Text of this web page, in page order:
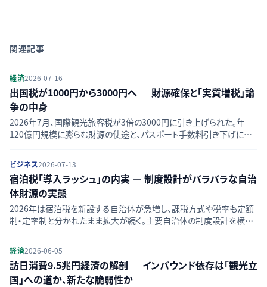
関連記事
経済2026-07-16
出国税が1000円から3000円へ — 財源確保と「実質増税」論
争の中身
2026年7月、国際観光旅客税が3倍の3000円に引き上げられた。年
120億円規模に膨らむ財源の使途と、パスポート手数料引き下げによ
ビジネス2026-07-13
宿泊税「導入ラッシュ」の内実 — 制度設計がバラバラな自治
体財源の実態
2026年は宿泊税を新設する自治体が急増し、課税方式や税率も定額
制・定率制と分かれたまま拡大が続く。主要自治体の制度設計を横並
る。
経済2026-06-05
訪日消費9.5兆円経済の解剖 — インバウンド依存は「観光立
国」への道か、新たな脆弱性か